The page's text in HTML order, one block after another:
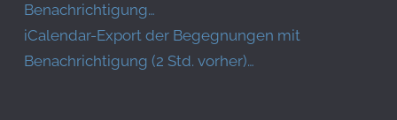
Benachrichtigung…
iCalendar-Export der Begegnungen mit
Benachrichtigung (2 Std. vorher)…